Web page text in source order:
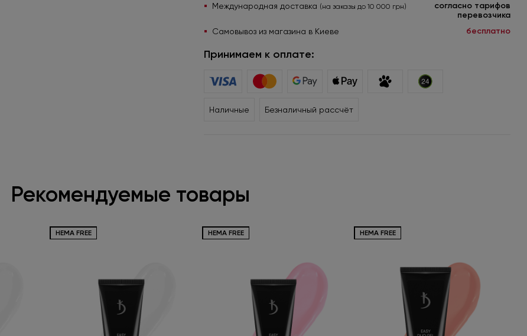
Международная доставка (на заказы до 10 000 грн)
согласно тарифов
перевозчика
Самовывоз из магазина в Киеве бесплатно
Принимаем к оплате:
Наличные Безналичный рассчёт
Рекомендуемые товары
HEMA FREE HEMA FREE HEMA FREE